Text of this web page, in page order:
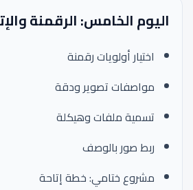
اليوم الخامس: الرقمنة
اختيار أولويات رقمنة
مواصفات تصوير ودقة
تسمية ملفات وهيكلة
ربط صور بالوصف
مشروع ختامي: خطة إتاحة